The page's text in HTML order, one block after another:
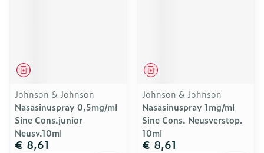
Geneesmiddel
Johnson & Johnson
Nasasinuspray 0,5mg/ml
Sine Cons.junior
Neusv.10ml
€ 8,61
Geneesmiddel
Johnson & Johnson
Nasasinuspray 1mg/ml
Sine Cons. Neusverstop.
10ml
€ 8,61